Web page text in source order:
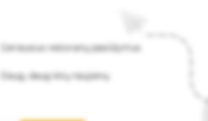
Geriausius restoranų pasiūlymus
Daug, daug kitų naujienų